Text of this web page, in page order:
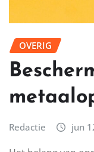
OVERIG
Redactie jun